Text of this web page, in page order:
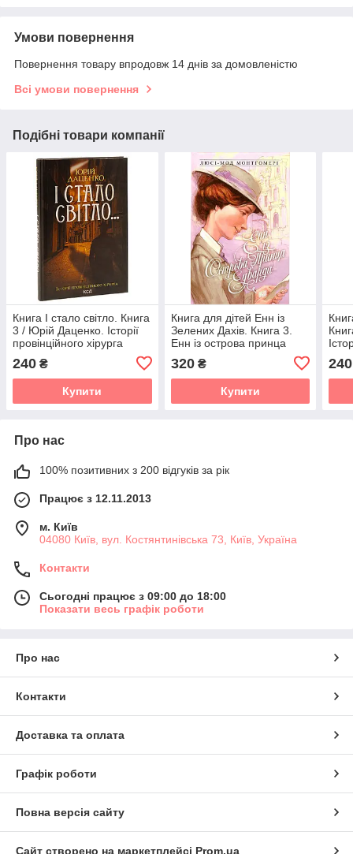
Умови повернення
Повернення товару впродовж 14 днів за домовленістю
Всі умови повернення
Подібні товари компанії
Книга І стало світло. Книга
3 / Юрій Даценко. Історії
провінційного хірурга
240 ₴
Купити
Книга для дітей Енн із
Зелених Дахів. Книга 3.
Енн із острова принца
320₴
Купити
240
Про нас
100% позитивних з 200 відгуків за рік
Працює з 12.11.2013
м. Київ
04080 Київ, вул. Костянтинівська 73, Київ, Україна
Контакти
Сьогодні працює з 09:00 до 18:00
Показати весь графік роботи
Про нас
Контакти
Доставка та оплата
Графік роботи
Повна версія сайту
Сайт створено на маркетплейсі Prom.ua